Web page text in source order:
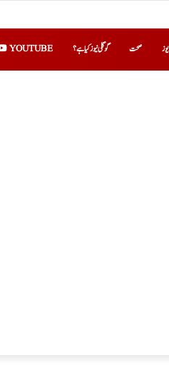
صحت گوگلی نیوز کیا ہے؟ YOUTUBE